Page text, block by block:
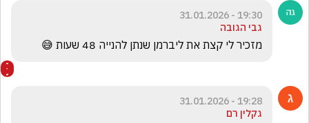
19:30 - 31.01.2026
גבי הגובה
מזכיר לי קצת את ליברמן שנתן להנייה 48 שעות 😅
19:28 - 31.01.2026
גקלין רם